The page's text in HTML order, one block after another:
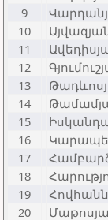
9
10
11
12
13
14
15
16
17
18
19
20